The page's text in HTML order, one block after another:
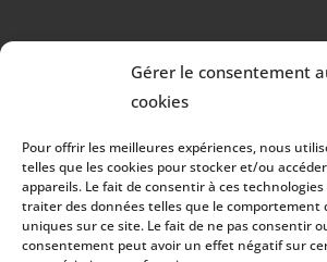
Gérer le consentement
cookies
Pour offrir les meilleures expériences, nous
telles que les cookies pour stocker et/ou
appareils. Le fait de consentir à ces
traiter des données telles que le comportement
uniques sur ce site. Le fait de ne pas consentir
consentement peut avoir un effet négatif sur
RÉALISATION